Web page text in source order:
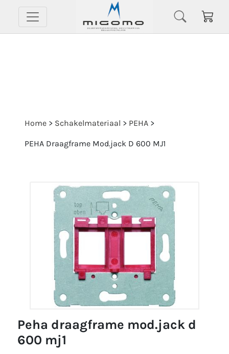
Home > Schakelmateriaal > PEHA >
PEHA Draagframe Mod.jack D 600 MJ1
peha draagframe mod.jack d
600 mj1